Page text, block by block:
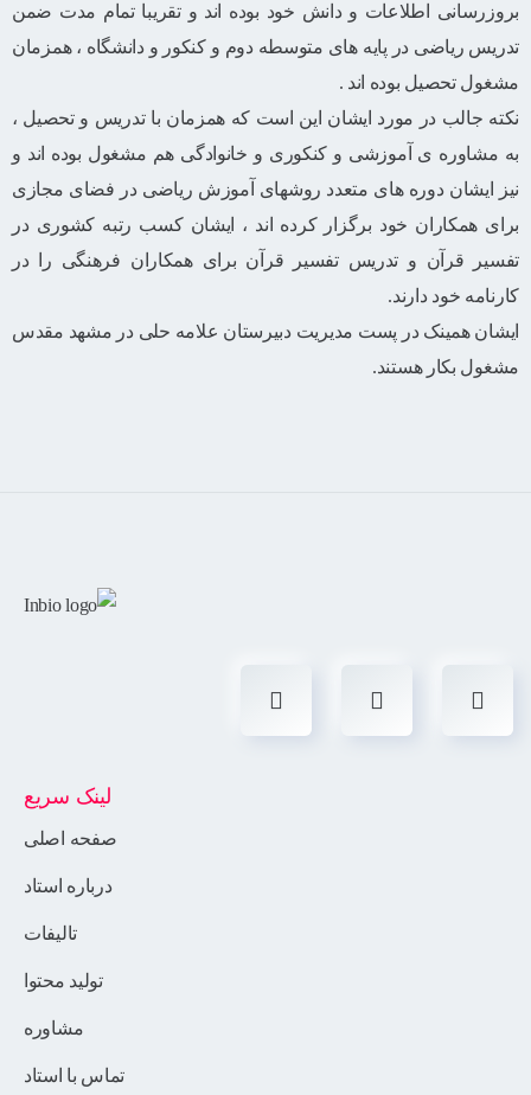
بروزرسانی اطلاعات و دانش خود بوده اند و تقریبا تمام مدت ضمن
تدریس ریاضی در پایه های متوسطه دوم و کنکور و دانشگاه ، همزمان
مشغول تحصیل بوده اند .
نکته جالب در مورد ایشان این است که همزمان با تدریس و تحصیل ،
به مشاوره ی آموزشی و کنکوری و خانوادگی هم مشغول بوده اند و
نیز ایشان دوره های متعدد روشهای آموزش ریاضی در فضای مجازی
برای همکاران خود برگزار کرده اند ، ایشان کسب رتبه کشوری در
تفسیر قرآن و تدریس تفسیر قرآن‌ برای همکاران فرهنگی را در
کارنامه خود دارند.
ایشان همینک در پست مدیریت دبیرستان علامه حلی در مشهد مقدس
مشغول بکار هستند.
لینک سریع
صفحه اصلی
درباره استاد
تالیفات
تولید محتوا
مشاوره
تماس با استاد